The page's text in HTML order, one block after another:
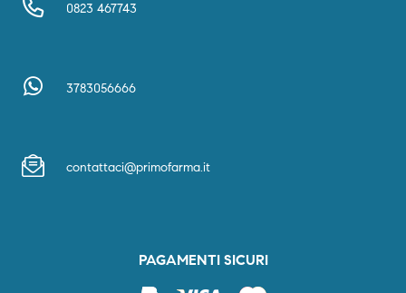
0823 467743
3783056666
contattaci@primofarma.it
PAGAMENTI SICURI